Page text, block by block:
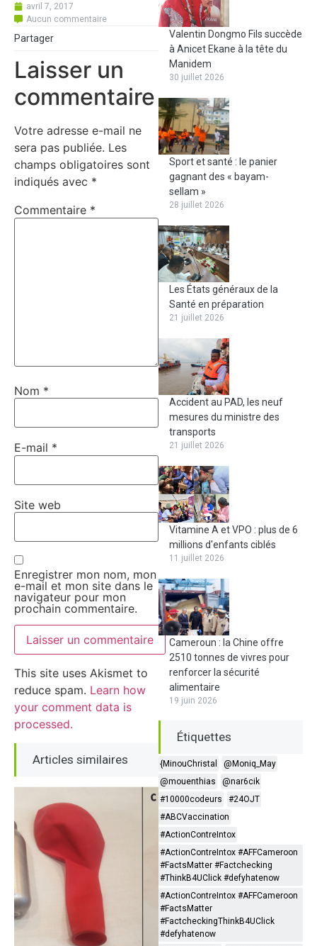
avril 7, 2017
Aucun commentaire
Partager
Laisser un
commentaire
Votre adresse e-mail ne
sera pas publiée. Les
champs obligatoires sont
indiqués avec *
Commentaire *
Nom *
E-mail *
Site web
Enregistrer mon nom, mon
e-mail et mon site dans le
navigateur pour mon
prochain commentaire.
This site uses Akismet to
reduce spam. Learn how
your comment data is
processed.
Articles similaires
Valentin Dongmo Fils succède
à Anicet Ekane à la tête du
Manidem
30 juillet 2026
Sport et santé : le panier
gagnant des « bayam-
sellam »
28 juillet 2026
Les États généraux de la
Santé en préparation
21 juillet 2026
Accident au PAD, les neuf
mesures du ministre des
transports
21 juillet 2026
Vitamine A et VPO : plus de 6
millions d'enfants ciblés
11 juillet 2026
Cameroun : la Chine offre
2510 tonnes de vivres pour
renforcer la sécurité
alimentaire
19 juin 2026
Étiquettes
{MinouChristal
@Moniq_May
@mouenthias
@nar6cik
#10000codeurs
#24OJT
#ABCVaccination
#ActionContreIntox
#ActionContreIntox #AFFCameroon
#FactsMatter #Factchecking
#ThinkB4UClick #defyhatenow
#ActionContreIntox #AFFCameroon
#FactsMatter
#FactcheckingThinkB4UClick
#defyhatenow